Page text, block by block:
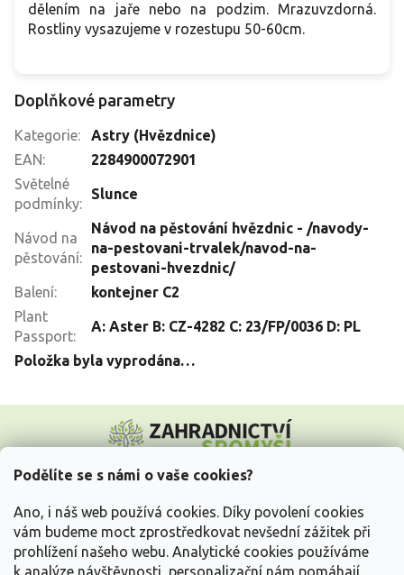
Podělíte se s námi o vaše cookies?
Ano, i náš web používá cookies. Díky povolení cookies
vám budeme moct zprostředkovat nevšední zážitek při
prohlížení našeho webu. Analytické cookies používáme
k analýze návštěvnosti, personalizační nám pomáhají
dělením na jaře nebo na podzim. Mrazuvzdorná.
Rostliny vysazujeme v rozestupu 50-60cm.
Doplňkové parametry
Kategorie:
Astry (Hvězdnice)
EAN:
2284900072901
Světelné
podmínky:
Slunce
Návod na
pěstování:
Návod na pěstování hvězdnic - /navody-
na-pestovani-trvalek/navod-na-
pestovani-hvezdnic/
Balení:
kontejner C2
Plant
Passport:
A: Aster B: CZ-4282 C: 23/FP/0036 D: PL
Položka byla vyprodána…
p
Vše o nákupu
Informace pro Vás